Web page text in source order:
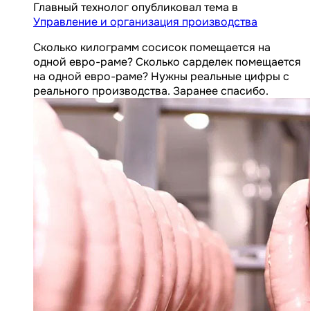
Главный технолог опубликовал тема в
Управление и организация производства
Сколько килограмм сосисок помещается на
одной евро-раме? Сколько сарделек помещается
на одной евро-раме? Нужны реальные цифры с
реального производства. Заранее спасибо.